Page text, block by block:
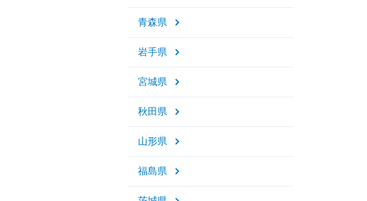
青森県
岩手県
宮城県
秋田県
山形県
福島県